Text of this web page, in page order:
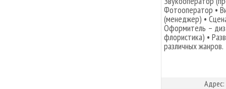
Фотооператор •
(менеджер) •
Оформитель –
флористика) •
различных жанров.
Адрес: